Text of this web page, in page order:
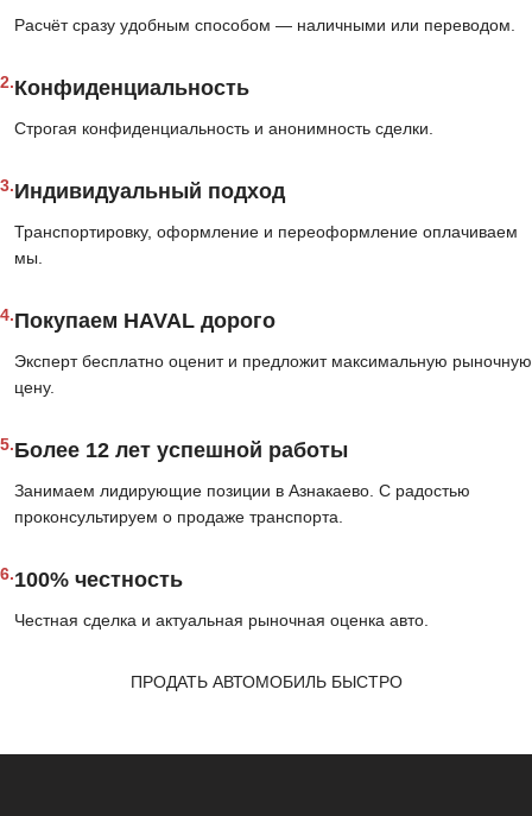
Расчёт сразу удобным способом — наличными или переводом.
2.Конфиденциальность
Строгая конфиденциальность и анонимность сделки.
3.Индивидуальный подход
Транспортировку, оформление и переоформление оплачиваем
мы.
4.Покупаем HAVAL дорого
Эксперт бесплатно оценит и предложит максимальную рыночную
цену.
5.Более 12 лет успешной работы
Занимаем лидирующие позиции в Азнакаево. С радостью
проконсультируем о продаже транспорта.
6.100% честность
Честная сделка и актуальная рыночная оценка авто.
ПРОДАТЬ АВТОМОБИЛЬ БЫСТРО